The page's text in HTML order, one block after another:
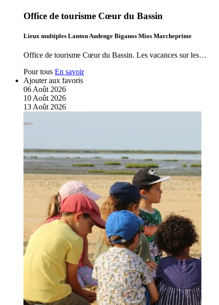
Office de tourisme Cœur du Bassin
Lieux multiples Lanton Audenge Biganos Mios Marcheprime
Office de tourisme Cœur du Bassin. Les vacances sur les…
Pour tous En savoir
Ajouter aux favoris
06 Août 2026
10 Août 2026
13 Août 2026